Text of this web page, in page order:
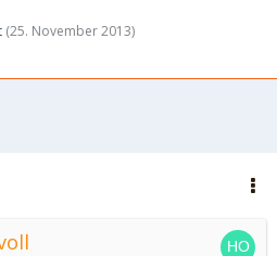
(25. November 2013)